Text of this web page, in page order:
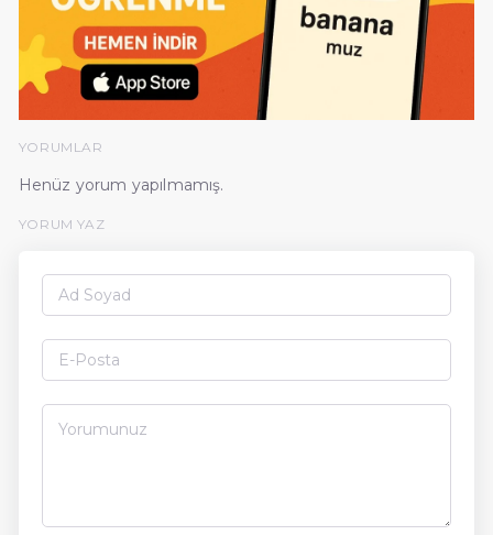
YORUMLAR
Henüz yorum yapılmamış.
YORUM YAZ